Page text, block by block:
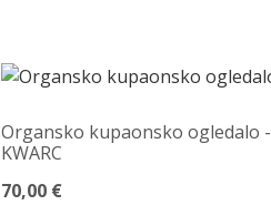
Organsko kupaonsko ogledalo -
KWARC
70,00 €